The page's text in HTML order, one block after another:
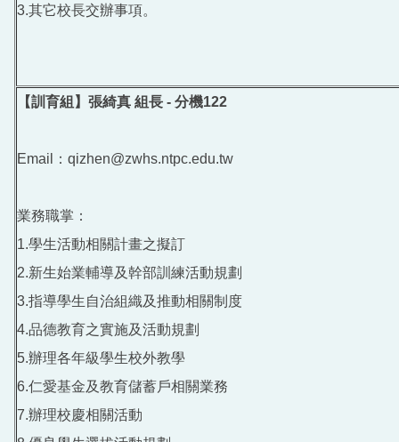
3.其它校長交辦事項。
【訓育組】張綺真 組長 - 分機122
Email：qizhen@zwhs.ntpc.edu.tw
業務職掌：
1.學生活動相關計畫之擬訂
2.新生始業輔導及幹部訓練活動規劃
3.指導學生自治組織及推動相關制度
4.品德教育之實施及活動規劃
5.辦理各年級學生校外教學
6.仁愛基金及教育儲蓄戶相關業務
7.辦理校慶相關活動